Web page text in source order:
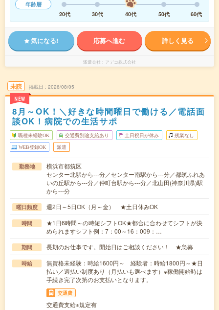
年齢層
20代
30代 40代 50代 60代
気になる! 応募へ進む 詳しく見る
派遣会社 アデコ株式会社
未読
NEW
掲載日 2026/08/05
8月～OK！＼好きな時間曜日で働ける／電話面
談OK！病院での生活サポ
職種未経験OK 交通費別途支給あり 土日祝日が休み 残業なし
WEB登録OK 派遣
勤務地
横浜市都筑区
センター北駅から---分／センター南駅から---分／都筑ふれあ
いの丘駅から---分／仲町台駅から---分／北山田(神奈川県)駅
から---分
曜日頻度 週2日～5日OK（月～金） ★土日休みOK
時間
★1日6時間～の時短シフトOK★都合に合わせてシフトが決
められますシフト例：7：00～16：009：…
期間 長期のお仕事です。開始日はご相談ください！ ★急募
時給
無資格未経験：時給1600円～ 経験者：時給1800円～★日
払い／週払い制度あり（月払いも選べます）※稼働開始時は
手続き完了次第のお支払いとなります。
交通費
交通費支給※規定有